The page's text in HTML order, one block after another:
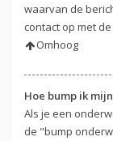
waarvan de
contact op met
Omhoog
Hoe bump ik
Als je een
de "bump